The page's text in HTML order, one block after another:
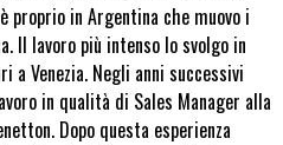
proprio in Argentina che muovo i
Il lavoro più intenso lo svolgo in
Venezia. Negli anni successivi
in qualità di Sales Manager alla
Dopo questa esperienza